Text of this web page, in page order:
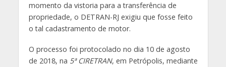
momento da vistoria para a transferência de
propriedade, o DETRAN-RJ exigiu que fosse feito
o tal cadastramento de motor.
O processo foi protocolado no dia 10 de agosto
de 2018, na 5ª CIRETRAN, em Petrópolis, mediante